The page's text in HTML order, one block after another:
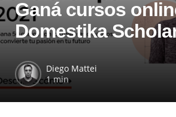
Ganá cursos
Domestika
Diego Mattei
1 min